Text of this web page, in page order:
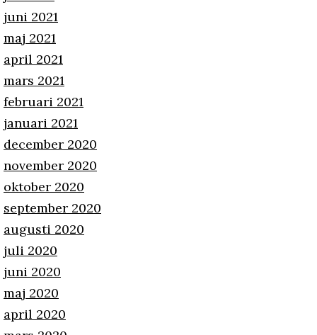
juni 2021
maj 2021
april 2021
mars 2021
februari 2021
januari 2021
december 2020
november 2020
oktober 2020
september 2020
augusti 2020
juli 2020
juni 2020
maj 2020
april 2020